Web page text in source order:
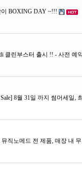
이 BOXING DAY ~!!!
클린부스터 출시 !! - 사전 예
Sale] 8월 31일 까지 썸머세일,
뮤직노메드 전 제품, 매장 내